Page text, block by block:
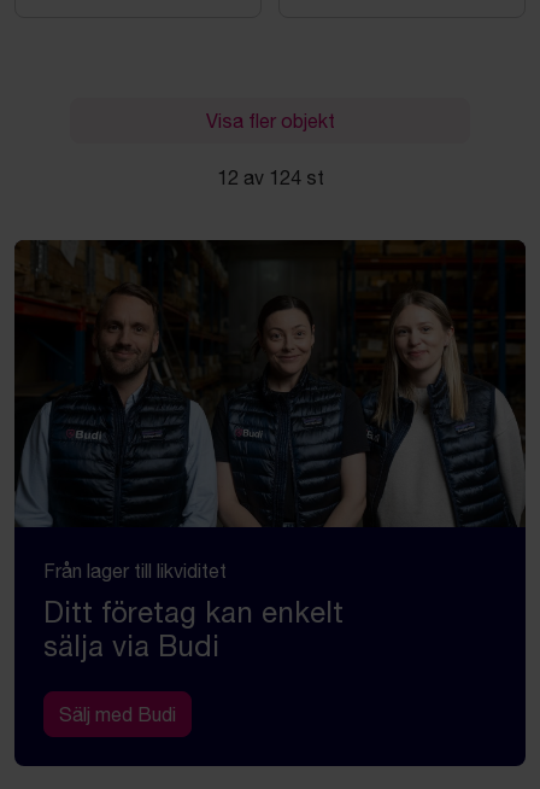
Visa fler objekt
12 av 124 st
Från lager till likviditet
Ditt företag kan enkelt
sälja via Budi
Sälj med Budi